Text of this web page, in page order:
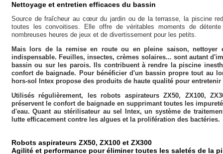
Nettoyage et entretien efficaces du bassin
Source de fraîcheur au cœur du jardin ou de la terrasse, la piscine
toutes les convoitises. Elle offre de véritables moments de
nombreuses heures de jeux et de divertissement pour les petits.
Mais lors de la remise en route ou en pleine saison, nettoyer
indispensable. Feuilles, insectes, crèmes solaires... sont autant
bassin ou sur les parois. Ils contribuent à rendre la piscine
confort de baignade. Pour bénéficier d'un bassin propre tout au
hors-sol Intex propose des produits de haute qualité pour
Utilisés régulièrement, les robots aspirateurs ZX50, ZX100,
préservent le confort de baignade en supprimant toutes les
d'eau. Quant au stérilisateur au sel Intex, un système de
lutte efficacement contre les algues et la prolifération des bactéries.
Robots aspirateurs ZX50, ZX100 et ZX300
Agilité et performance pour éliminer toutes les saletés de la